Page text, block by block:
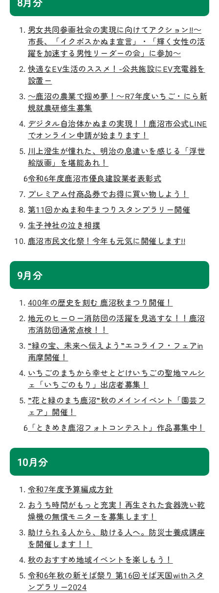
男女共同参画社会の実現に向けてアクション!!～
市長、「イクボスかぬま宣言」・「輝く女性の活
躍を加速する男性リーダーの会」に参加～
快適なEV生活のススメ！-公共施設にEV充電器を
設置ー
～鹿沼の農業で掴め夢！～R7年度いちご・にら新
規就農研修生募集
デジタル自治体かぬまの実現！！鹿沼市公式LINE
でオンライン申請が始まります！
川上澄生が憧れた、明治の息遣いを感じる「浮世
絵版画」を堪能あれ！
令和6年度鹿沼市優良建設業者表彰式
プレミアム付商品券でお得に買い物しよう！
第11回かぬま和牛まつりスタンプラリー開催
生子神社の泣き相撲
鹿沼市民文化祭！今年も元気に開催します!!
9月分
400年の歴史を刻む 鹿沼秋まつり開催！
地元のヒーロー消防団の活躍を見逃すな！！鹿沼
市消防団通常点検！！
“緑の宝、未来へ伝えよう”エコライフ・フェアin
南摩開催！
いちごのまちから幸せとどけいちごの聖地マルシ
ェ「いちごのもり」出店者募集！
”花と緑のまち鹿沼”秋のメインイベント「園芸フ
ェア」開催！
「ときめき鹿沼フォトコンテスト」作品募集中！
10月分
令和7年度予算編成方針
おうち時間がもっと充実！再生された食器洗い乾
燥機の無償モニターを募集します！
助けられる人から、助ける人へ。防災士養成講座
を開催します！！
秋のおすすめ地域イベントを楽しもう！
令和6年秋の新そば祭り 第16回そば天国withスタ
ンプラリー2024